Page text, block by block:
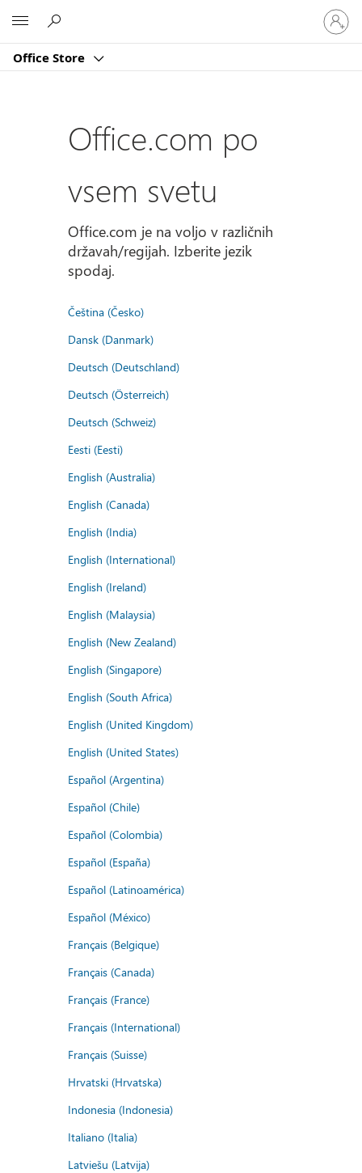
Office Store
Vpišite
se
v
račun
Office.com po
vsem svetu
Office.com je na voljo v različnih
državah/regijah. Izberite jezik
spodaj.
Čeština (Česko)
Dansk (Danmark)
Deutsch (Deutschland)
Deutsch (Österreich)
Deutsch (Schweiz)
Eesti (Eesti)
English (Australia)
English (Canada)
English (India)
English (International)
English (Ireland)
English (Malaysia)
English (New Zealand)
English (Singapore)
English (South Africa)
English (United Kingdom)
English (United States)
Español (Argentina)
Español (Chile)
Español (Colombia)
Español (España)
Español (Latinoamérica)
Español (México)
Français (Belgique)
Français (Canada)
Français (France)
Français (International)
Français (Suisse)
Hrvatski (Hrvatska)
Indonesia (Indonesia)
Italiano (Italia)
Latviešu (Latvija)